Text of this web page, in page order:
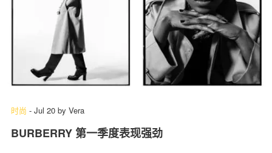
时尚 - Jul 20 by Vera
BURBERRY 第一季度表现强劲